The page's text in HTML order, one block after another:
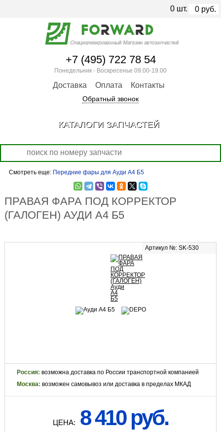
Смотреть еще: Передние фары для Ауди А4 Б5
ПРАВАЯ ФАРА ПОД КОРРЕКТОР
(ГАЛОГЕН) АУДИ А4 Б5
Артикул №: SK-530
Россия: возможна доставка по России транспортной компанией
Москва: возможен самовывоз или доставка в пределах МКАД
ЦЕНА: 8 410 руб.
+7 (495) 722 78 54
Понедельник - Воскресенье 09.00-19.00
Доставка Оплата Контакты
Обратный звонок
0 шт. 0 руб.
КАТАЛОГИ ЗАПЧАСТЕЙ